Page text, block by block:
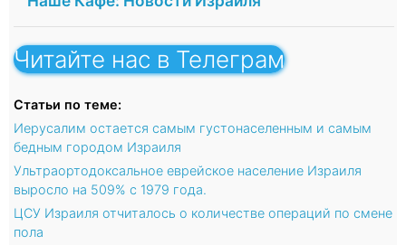
Читайте нас в Телеграм
Статьи по теме:
Иерусалим остается самым густонаселенным и самым
бедным городом Израиля
Ультраортодоксальное еврейское население Израиля
выросло на 509% с 1979 года.
ЦСУ Израиля отчиталось о количестве операций по смене
пола